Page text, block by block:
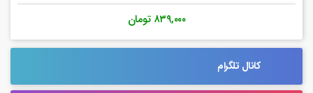
۸۳۹,۰۰۰ تومان
کانال تلگرام